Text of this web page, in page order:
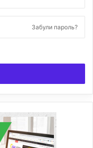
Забули пароль?